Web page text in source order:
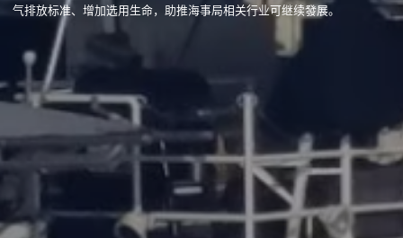
气排放标准、增加选用生命，助推海事局相关行业可继续發展。